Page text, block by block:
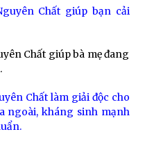
Chất giúp bạn cải
Chất giúp bà mẹ đang
Chất làm giải độc cho
ngoài, kháng sinh mạnh